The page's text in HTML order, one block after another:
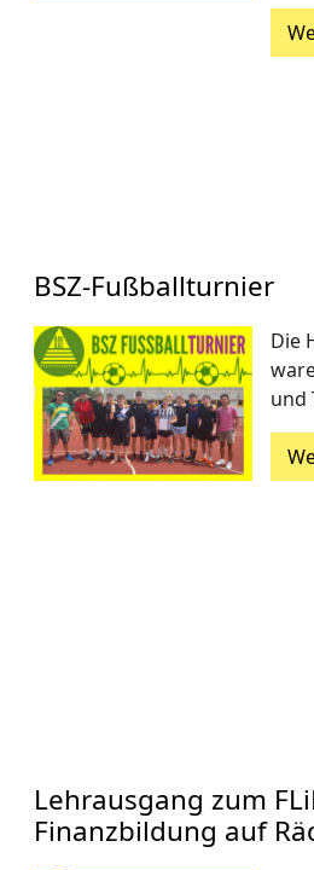
BSZ-Fußballturnier
Die
und
Lehrausgang zum
Finanzbildung auf